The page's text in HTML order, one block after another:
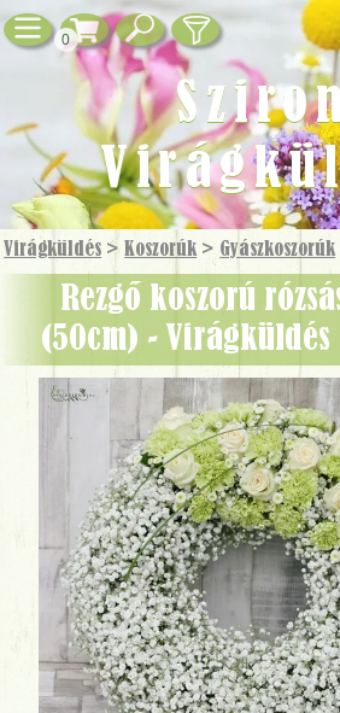
0
Virágküldés > Koszorúk > Gyászkoszorúk
rezgő koszorú rózsás fejrésszel
(50cm) - Virágküldés